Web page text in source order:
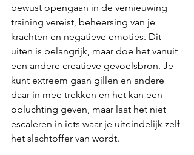
bewust opengaan in de vernieuwing
training vereist, beheersing van je
krachten en negatieve emoties. Dit
uiten is belangrijk, maar doe het vanuit
een andere creatieve gevoelsbron. Je
kunt extreem gaan gillen en andere
daar in mee trekken en het kan een
opluchting geven, maar laat het niet
escaleren in iets waar je uiteindelijk zelf
het slachtoffer van wordt.